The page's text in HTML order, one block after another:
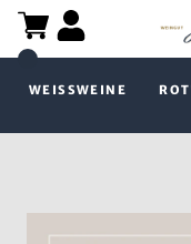
WEISSWEINE